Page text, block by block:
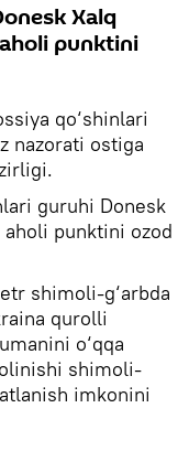
Xalq
punktini
qo‘shinlari
nazorati ostiga
guruhi Donesk
punktini ozod
shimoli-g‘arbda
qurolli
o‘qqa
shimoli-
imkonini